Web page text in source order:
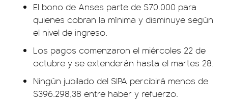
El bono de Anses parte de $70.000 para
quienes cobran la mínima y disminuye según
el nivel de ingreso.
Los pagos comenzaron el miércoles 22 de
octubre y se extenderán hasta el martes 28.
Ningún jubilado del SIPA percibirá menos de
$396.298,38 entre haber y refuerzo.